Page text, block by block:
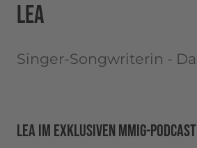
LEA
Singer-Songwriterin -
LEA IM EXKLUSIVEN MMIG-PODCAST